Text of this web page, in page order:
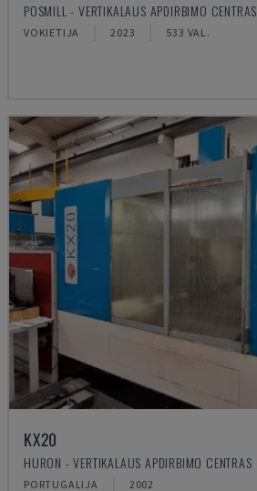
POSMILL - VERTIKALAUS APDIRBIMO CENTRAS
VOKIETIJA 2023 533 VAL.
KX20
HURON - VERTIKALAUS APDIRBIMO CENTRAS
PORTUGALIJA 2002